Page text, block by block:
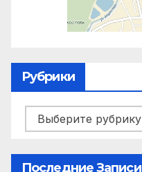
Рубрики
Рубрики
Последние Записи